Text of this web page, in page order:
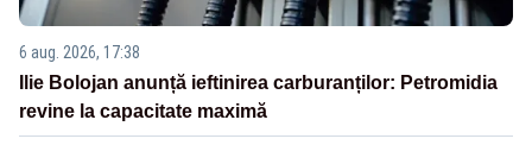
6 aug. 2026, 17:38
Ilie Bolojan anunță ieftinirea carburanților: Petromidia
revine la capacitate maximă